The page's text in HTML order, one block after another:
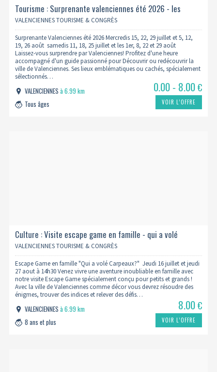
Tourisme : Surprenante valenciennes été 2026 - les
incontournables en 1h avec un guide
VALENCIENNES TOURISME & CONGRÈS
Surprenante Valenciennes été 2026 Mercredis 15, 22, 29 juillet et 5, 12,
19, 26 août samedis 11, 18, 25 juillet et les 1er, 8, 22 et 29 août
Laissez-vous surprendre par Valenciennes! Profitez d'une heure
accompagné d'un guide passionné pour Découvrir ou redécouvrir la
ville de Valenciennes. Ses lieux emblématiques ou cachés, spécialement
sélectionnés…
VALENCIENNESà 6.99 km
Tous âges
0.00 - 8.00€
VOIR L’OFFRE
Culture : Visite escape game en famille - qui a volé
carpeaux ? - 14h30
VALENCIENNES TOURISME & CONGRÈS
Escape Game en famille "Qui a volé Carpeaux?" Jeudi 16 juillet et jeudi
27 aout à 14h30 Venez vivre une aventure inoubliable en famille avec
notre visite Escape Game spécialement conçu pour petits et grands !
Avec la ville de Valenciennes comme décor vous devrez résoudre des
énigmes, trouver des indices et relever des défis…
VALENCIENNESà 6.99 km
8 ans et plus
8.00€
VOIR L’OFFRE